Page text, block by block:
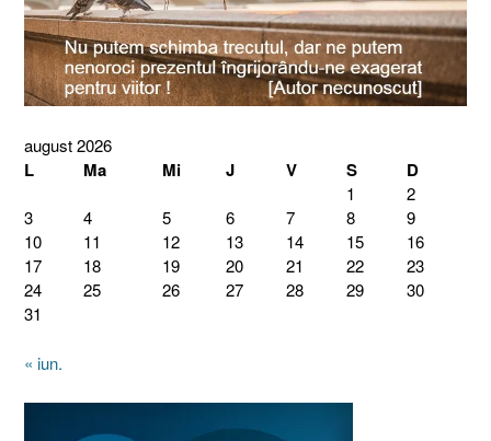
august 2026
L Ma Mi J V S D
1
2
3
4 5 6 7 8
9
10
11 12 13 14 15
16
17
18 19 20 21 22
23
24
25 26 27 28 29
30
31
« iun.